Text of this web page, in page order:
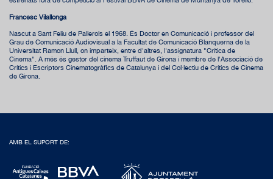
Francesc Vilallonga
Nascut a Sant Feliu de Pallerols el 1968. És Doctor en Comunicació i professor del
Grau de Comunicació Audiovisual a la Facultat de Comunicació Blanquerna de la
Universitat Ramon Llull, on imparteix, entre d'altres, l'assignatura "Crítica de
Cinema". A més és gestor del cinema Truffaut de Girona i membre de l'Associació de
Crítics i Escriptors Cinematogràfics de Catalunya i del Col·lectiu de Crítics de Cinema
de Girona.
AMB EL SUPORT DE: